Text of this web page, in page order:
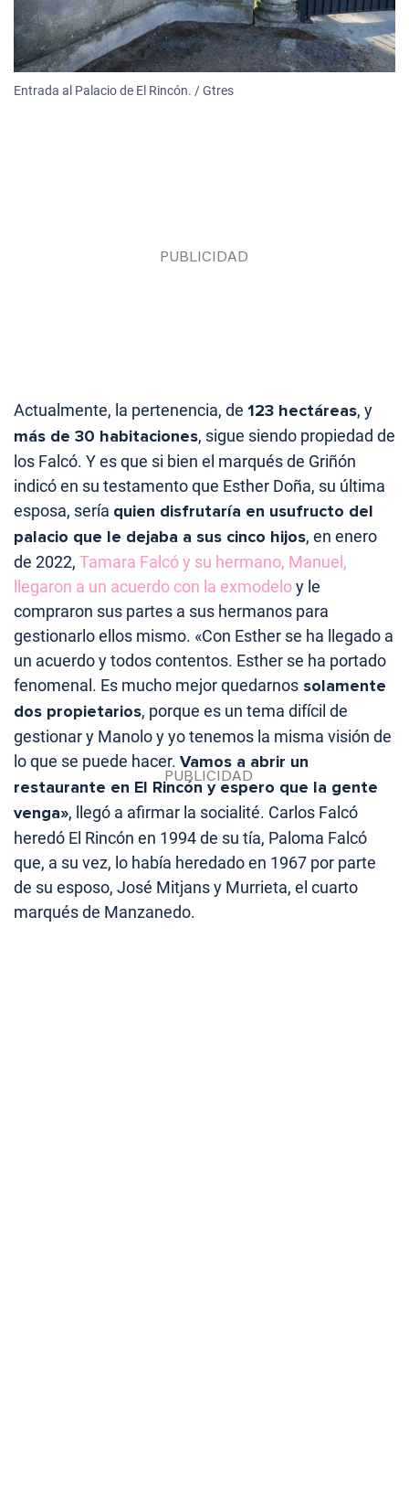
Entrada al Palacio de El Rincón. / Gtres
Actualmente, la pertenencia, de 123 hectáreas, y
más de 30 habitaciones, sigue siendo propiedad de
los Falcó. Y es que si bien el marqués de Griñón
indicó en su testamento que Esther Doña, su última
esposa, sería quien disfrutaría en usufructo del
palacio que le dejaba a sus cinco hijos, en enero
de 2022, Tamara Falcó y su hermano, Manuel,
llegaron a un acuerdo con la exmodeloy le
compraron sus partes a sus hermanos para
gestionarlo ellos mismo. «Con Esther se ha llegado a
un acuerdo y todos contentos. Esther se ha portado
fenomenal. Es mucho mejor quedarnos solamente
dos propietarios, porque es un tema difícil de
gestionar y Manolo y yo tenemos la misma visión de
lo que se puede hacer. Vamos a abrir un
restaurante en El Rincón y espero que la gente
venga», llegó a afirmar la socialité. Carlos Falcó
heredó El Rincón en 1994 de su tía, Paloma Falcó
que, a su vez, lo había heredado en 1967 por parte
de su esposo, José Mitjans y Murrieta, el cuarto
marqués de Manzanedo.